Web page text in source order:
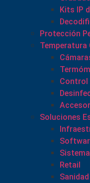
Kits IP
Protección
Temperatura
Control
Soluciones
Retail
Sanidad